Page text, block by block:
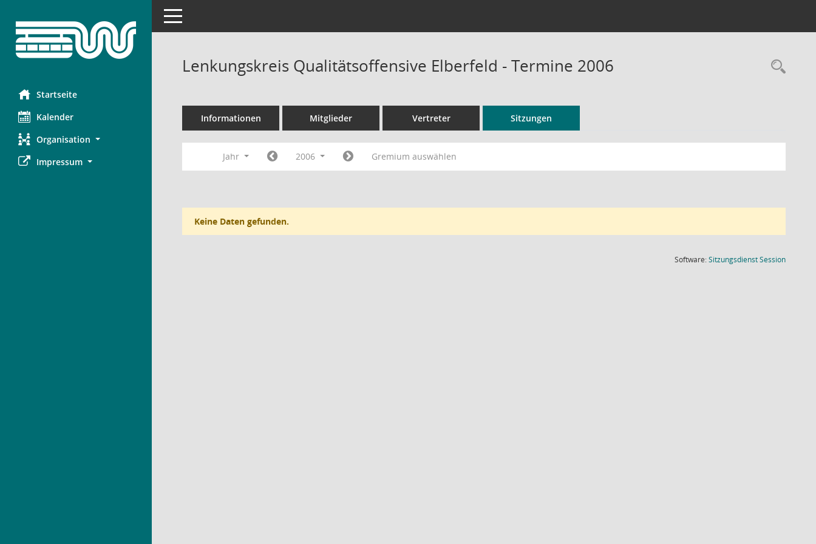
Startseite
Kalender
Organisation
Impressum
Toggle navigation
Lenkungskreis Qualitätsoffensive Elberfeld - Termine 2006
Informationen Mitglieder Vertreter Sitzungen
Jahr 2006 Gremium auswählen
Keine Daten gefunden.
Software:SitzungsdienstSession(Wird in